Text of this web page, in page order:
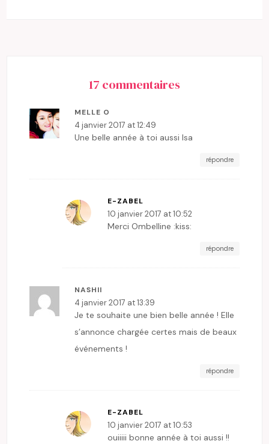
17 commentaires
MELLE O
4 janvier 2017 at 12:49
Une belle année à toi aussi Isa
répondre
E-ZABEL
10 janvier 2017 at 10:52
Merci Ombelline :kiss:
répondre
NASHII
4 janvier 2017 at 13:39
Je te souhaite une bien belle année ! Elle
s’annonce chargée certes mais de beaux
événements !
répondre
E-ZABEL
10 janvier 2017 at 10:53
ouiiiii bonne année à toi aussi !!